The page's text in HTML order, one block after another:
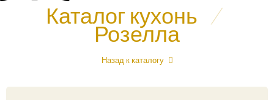
Каталог кухонь /
Розелла
Назад к каталогу